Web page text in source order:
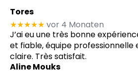
Tores
★★★★★ vor 4 Monaten
J’ai eu une très bonne
et fiable, équipe
claire. Très satisfait.
Aline Mouks